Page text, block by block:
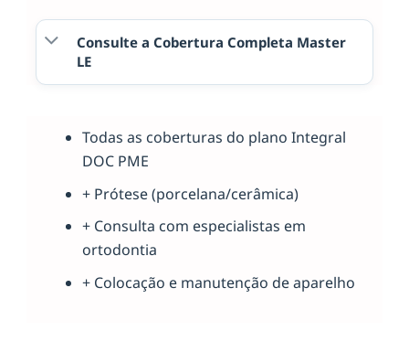
Consulte a Cobertura Completa Master
LE
Todas as coberturas do plano Integral
DOC PME
+ Prótese (porcelana/cerâmica)
+ Consulta com especialistas em
ortodontia
+ Colocação e manutenção de aparelho